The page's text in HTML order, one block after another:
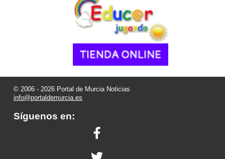
© 2006 - 2026 Portal de Murcia Noticias
info@portaldemurcia.es
Síguenos en: